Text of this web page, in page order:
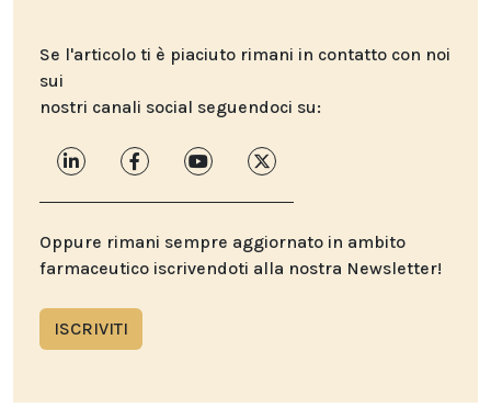
Se l'articolo ti è piaciuto rimani in contatto con noi
sui
nostri canali social seguendoci su:
Oppure rimani sempre aggiornato in ambito
farmaceutico iscrivendoti alla nostra Newsletter!
ISCRIVITI